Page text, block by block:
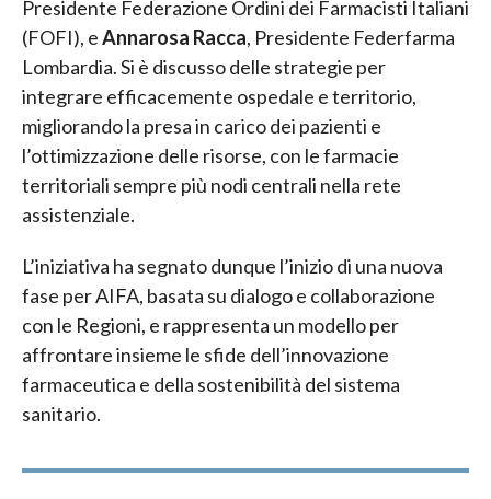
Presidente Federazione Ordini dei Farmacisti Italiani
(FOFI), eAnnarosa Racca, Presidente Federfarma
Lombardia. Si è discusso delle strategie per
integrare efficacemente ospedale e territorio,
migliorando la presa in carico dei pazienti e
l’ottimizzazione delle risorse, con le farmacie
territoriali sempre più nodi centrali nella rete
assistenziale.
L’iniziativa ha segnato dunque l’inizio di una nuova
fase per AIFA, basata su dialogo e collaborazione
con le Regioni, e rappresenta un modello per
affrontare insieme le sfide dell’innovazione
farmaceutica e della sostenibilità del sistema
sanitario.